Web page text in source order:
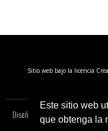
Este sitio web
que obtenga la
Sitio web bajo la licencia
Diseñado por: SoraTemplates |